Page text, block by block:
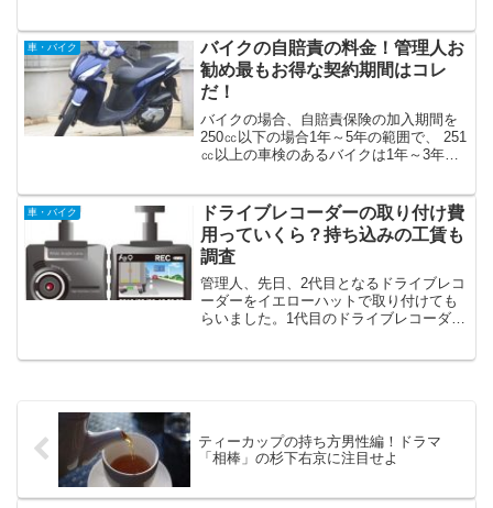
た 準中型免許を取得した大学生のドライ
バーのア...
車・バイク
バイクの自賠責の料金！管理人お
勧め最もお得な契約期間はコレ
だ！
バイクの場合、自賠責保険の加入期間を
250㏄以下の場合1年～5年の範囲で、 251
㏄以上の車検のあるバイクは1年～3年の
いうことで迷うことはまずないんです
が、車検...
車・バイク
ドライブレコーダーの取り付け費
用っていくら？持ち込みの工賃も
調査
管理人、先日、2代目となるドライブレコ
ーダーをイエローハットで取り付けても
らいました。1代目のドライブレコーダー
ティーカップの持ち方男性編！ドラマ
「相棒」の杉下右京に注目せよ